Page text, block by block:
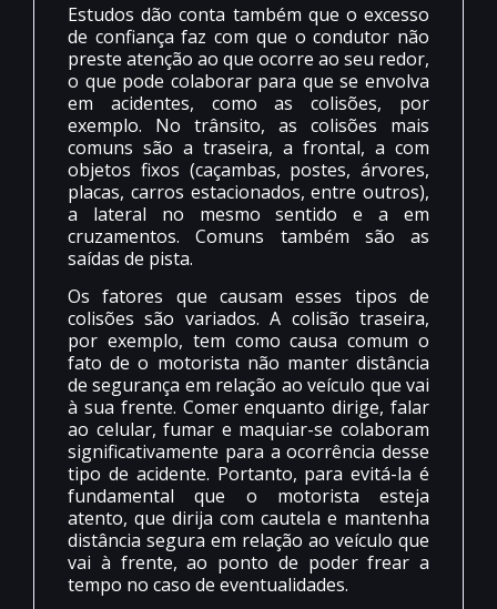
Estudos dão conta também que o excesso
de confiança faz com que o condutor não
preste atenção ao que ocorre ao seu redor,
o que pode colaborar para que se envolva
em acidentes, como as colisões, por
exemplo. No trânsito, as colisões mais
comuns são a traseira, a frontal, a com
objetos fixos (caçambas, postes, árvores,
placas, carros estacionados, entre outros),
a lateral no mesmo sentido e a em
cruzamentos. Comuns também são as
saídas de pista.
Os fatores que causam esses tipos de
colisões são variados. A colisão traseira,
por exemplo, tem como causa comum o
fato de o motorista não manter distância
de segurança em relação ao veículo que vai
à sua frente. Comer enquanto dirige, falar
ao celular, fumar e maquiar-se colaboram
significativamente para a ocorrência desse
tipo de acidente. Portanto, para evitá-la é
fundamental que o motorista esteja
atento, que dirija com cautela e mantenha
distância segura em relação ao veículo que
vai à frente, ao ponto de poder frear a
tempo no caso de eventualidades.